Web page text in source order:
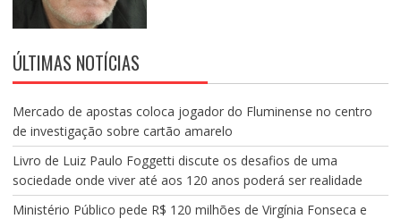
ÚLTIMAS NOTÍCIAS
Mercado de apostas coloca jogador do Fluminense no centro
de investigação sobre cartão amarelo
Livro de Luiz Paulo Foggetti discute os desafios de uma
sociedade onde viver até aos 120 anos poderá ser realidade
Ministério Público pede R$ 120 milhões de Virgínia Fonseca e